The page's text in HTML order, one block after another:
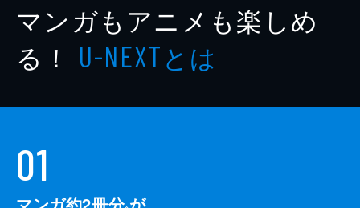
マンガもアニメも楽しめ
る！ U-NEXTとは
01